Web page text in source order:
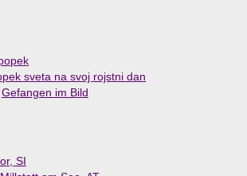
sveta na svoj rojstni dan
Gefangen im Bild
SI